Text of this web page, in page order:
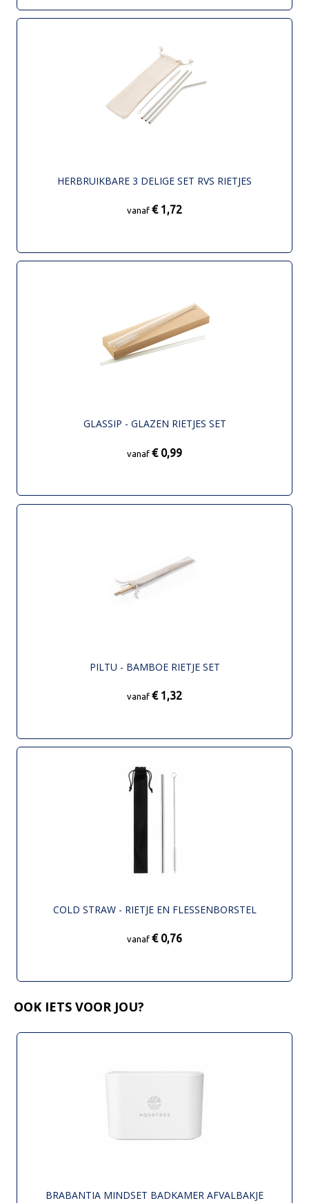
HERBRUIKBARE 3 DELIGE SET RVS RIETJES
vanaf € 1,72
GLASSIP - GLAZEN RIETJES SET
vanaf € 0,99
PILTU - BAMBOE RIETJE SET
vanaf € 1,32
COLD STRAW - RIETJE EN FLESSENBORSTEL
vanaf € 0,76
OOK IETS VOOR JOU?
BRABANTIA MINDSET BADKAMER AFVALBAKJE